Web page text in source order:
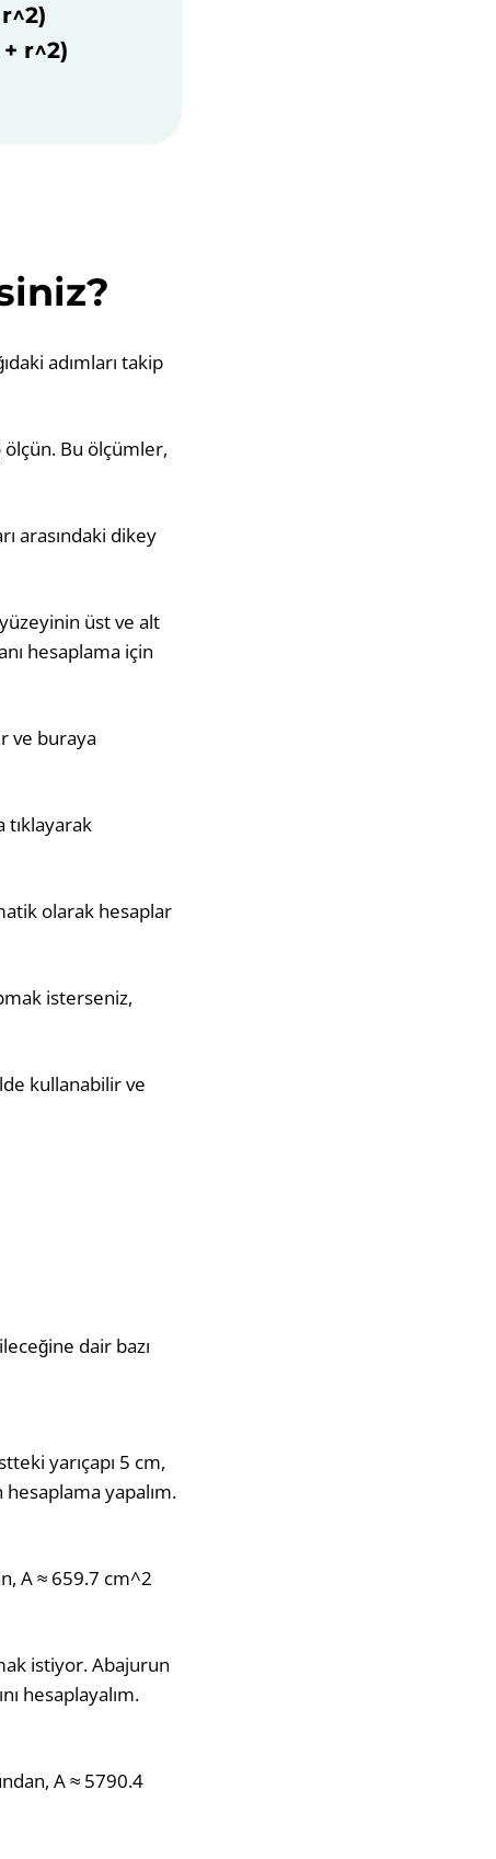
r^2)
adımları takip
ölçün. Bu ölçümler,
arasındaki dikey
üst ve alt
hesaplama için
ve buraya
olarak hesaplar
isterseniz,
kullanabilir ve
dair bazı
yarıçapı 5 cm,
yapalım.
A ≈ 659.7 cm^2
istiyor. Abajurun
hesaplayalım.
A ≈ 5790.4